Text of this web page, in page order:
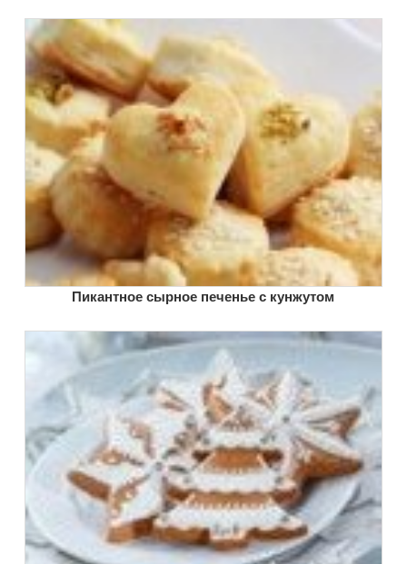
Пикантное сырное печенье с кунжутом